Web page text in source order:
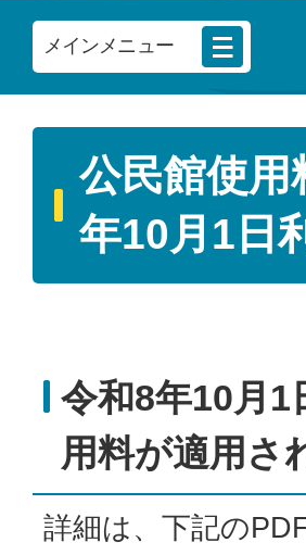
メインメニュー
公民館使
年10月1日
令和8年10月1
用料が適用さ
詳細は、下記の